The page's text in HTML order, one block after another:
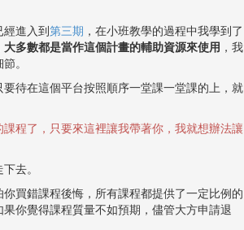
經進入到第三期 ，在小班教學的過程中我學到了
大多數都是當作這個計畫的輔助資源來使用 ，我
。
待在這個平台按照順序一堂課一堂課的上，就
程了，只要來這裡讓我帶著你，我就想辦法讓
去。
買錯課程後悔，所有課程都提供了一定比例的
你覺得課程質量不如預期，儘管大方申請退